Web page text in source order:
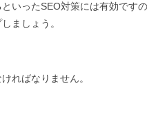
いったSEO対策には有効ですの
ましょう。
ればなりません。